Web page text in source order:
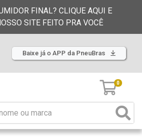
FINAL? CLIQUE AQUI E
SITE FEITO PRA VOCÊ
Baixe já o APP da PneuBras
0